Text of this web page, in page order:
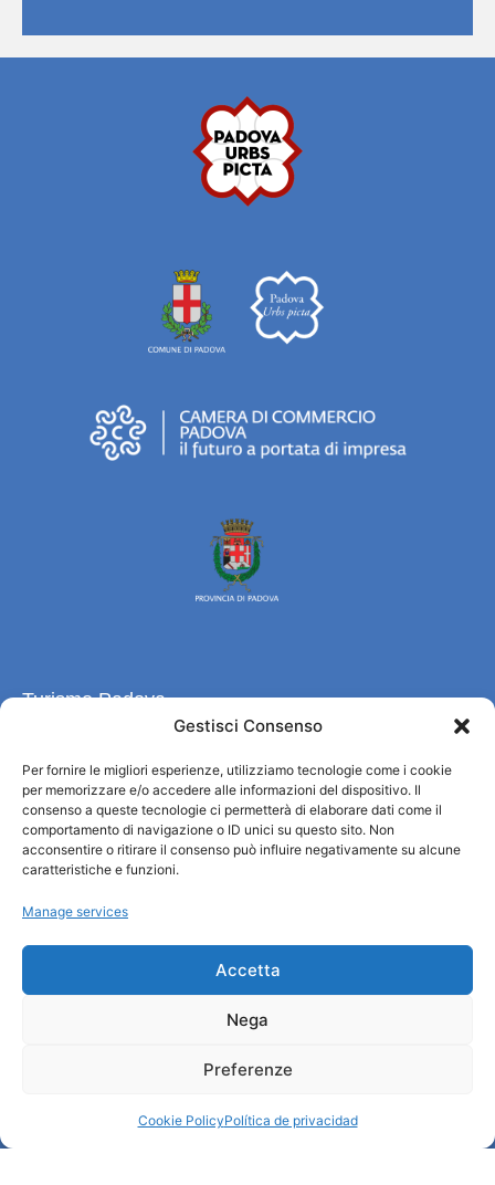
Gestisci Consenso
Per fornire le migliori esperienze, utilizziamo tecnologie come i cookie
per memorizzare e/o accedere alle informazioni del dispositivo. Il
consenso a queste tecnologie ci permetterà di elaborare dati come il
comportamento di navigazione o ID unici su questo sito. Non
acconsentire o ritirare il consenso può influire negativamente su alcune
caratteristiche e funzioni.
Manage services
Accetta
Nega
Preferenze
Cookie PolicyPolítica de privacidad
Turismo Padova
INFORMACIÓN TURÍSTICA / IAT
Política de privacidad
Cookie Policy (UE)
Credits
Información